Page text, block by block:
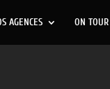
AGENCES ON TOUR